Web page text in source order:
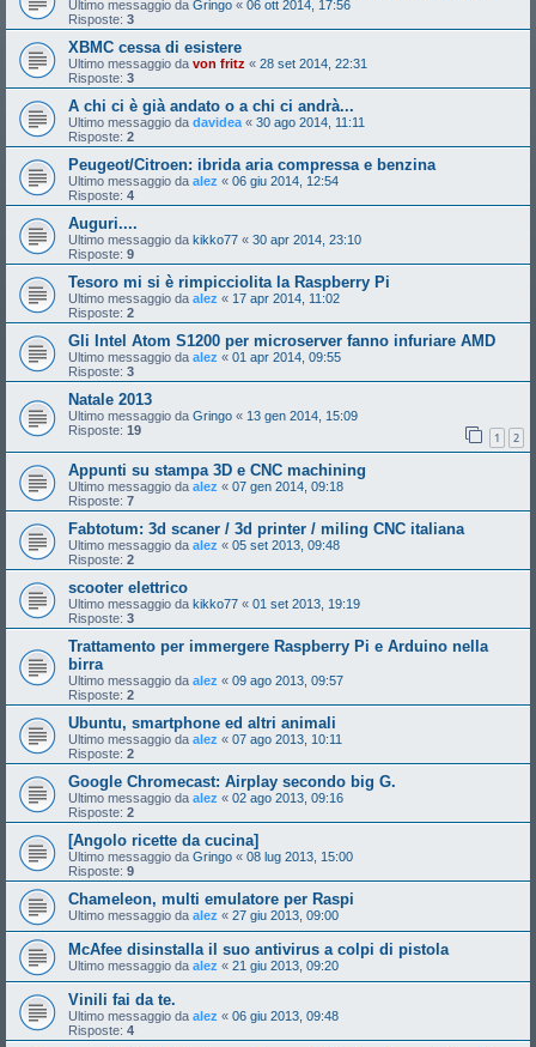
Ultimo messaggio da Gringo « 06 ott 2014, 17:56
Risposte: 3
XBMC cessa di esistere
Ultimo messaggio da von fritz « 28 set 2014, 22:31
Risposte: 3
A chi ci è già andato o a chi ci andrà...
Ultimo messaggio da davidea « 30 ago 2014, 11:11
Risposte: 2
Peugeot/Citroen: ibrida aria compressa e benzina
Ultimo messaggio da alez « 06 giu 2014, 12:54
Risposte: 4
Auguri....
Ultimo messaggio da kikko77 « 30 apr 2014, 23:10
Risposte: 9
Tesoro mi si è rimpicciolita la Raspberry Pi
Ultimo messaggio da alez « 17 apr 2014, 11:02
Risposte: 2
Gli Intel Atom S1200 per microserver fanno infuriare AMD
Ultimo messaggio da alez « 01 apr 2014, 09:55
Risposte: 3
Natale 2013
Ultimo messaggio da Gringo « 13 gen 2014, 15:09
Risposte: 19 1 2
Appunti su stampa 3D e CNC machining
Ultimo messaggio da alez « 07 gen 2014, 09:18
Risposte: 7
Fabtotum: 3d scaner / 3d printer / miling CNC italiana
Ultimo messaggio da alez « 05 set 2013, 09:48
Risposte: 2
scooter elettrico
Ultimo messaggio da kikko77 « 01 set 2013, 19:19
Risposte: 3
Trattamento per immergere Raspberry Pi e Arduino nella
birra
Ultimo messaggio da alez « 09 ago 2013, 09:57
Risposte: 2
Ubuntu, smartphone ed altri animali
Ultimo messaggio da alez « 07 ago 2013, 10:11
Risposte: 2
Google Chromecast: Airplay secondo big G.
Ultimo messaggio da alez « 02 ago 2013, 09:16
Risposte: 2
[Angolo ricette da cucina]
Ultimo messaggio da Gringo « 08 lug 2013, 15:00
Risposte: 9
Chameleon, multi emulatore per Raspi
Ultimo messaggio da alez « 27 giu 2013, 09:00
McAfee disinstalla il suo antivirus a colpi di pistola
Ultimo messaggio da alez « 21 giu 2013, 09:20
Vinili fai da te.
Ultimo messaggio da alez « 06 giu 2013, 09:48
Risposte: 4